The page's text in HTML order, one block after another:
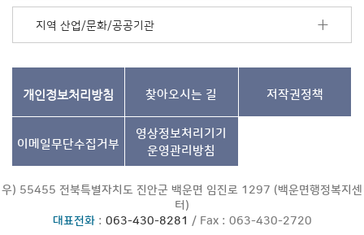
지역 산업/문화/공공기관
개인정보처리방침 찾아오시는 길 저작권정책
이메일무단수집거부
영상정보처리기기
운영관리방침
우) 55455 전북특별자치도 진안군 백운면 임진로 1297 (백운면행정복지센
터)
대표전화: 063-430-8281 / Fax : 063-430-2720